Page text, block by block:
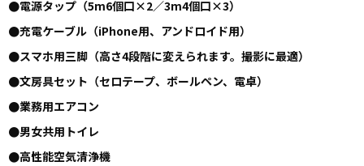
●電源タップ（5m6個口×2／3m4個口×3）
●充電ケーブル（iPhone用、アンドロイド用）
●スマホ用三脚（高さ4段階に変えられます。撮影に最適）
●文房具セット（セロテープ、ボールペン、電卓）
●業務用エアコン
●男女共用トイレ
●高性能空気清浄機